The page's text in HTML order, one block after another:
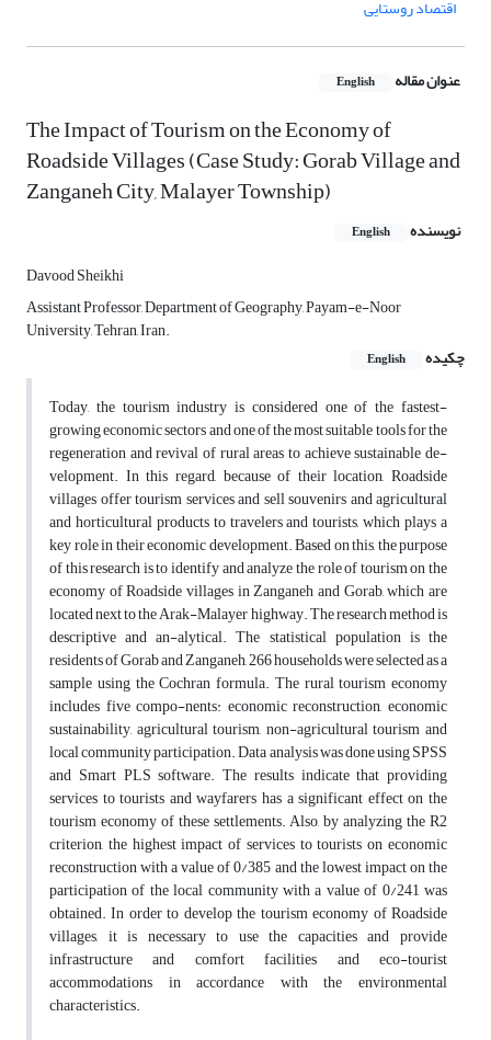
اقتصاد روستایی
عنوان مقاله English
The Impact of Tourism on the Economy of
Roadside Villages (Case Study: Gorab Village and
Zanganeh City, Malayer Township)
نویسنده English
Davood Sheikhi
Assistant Professor, Department of Geography, Payam-e-Noor
University, Tehran, Iran.
چکیده
English
Today, the tourism industry is considered one of the fastest-
growing economic sectors and one of the most suitable tools for the
regeneration and revival of rural areas to achieve sustainable de-
velopment. In this regard, because of their location, Roadside
villages offer tourism services and sell souvenirs and agricultural
and horticultural products to travelers and tourists, which plays a
key role in their economic development. Based on this, the purpose
of this research is to identify and analyze the role of tourism on the
economy of Roadside villages in Zanganeh and Gorab, which are
located next to the Arak-Malayer highway. The research method is
descriptive and an-alytical. The statistical population is the
residents of Gorab and Zanganeh, 266 households were selected as a
sample using the Cochran formula. The rural tourism economy
includes five compo-nents: economic reconstruction, economic
sustainability, agricultural tourism, non-agricultural tourism and
local community participation. Data analysis was done using SPSS
and Smart PLS software. The results indicate that providing
services to tourists and wayfarers has a significant effect on the
tourism economy of these settlements. Also, by analyzing the R2
criterion, the highest impact of services to tourists on economic
reconstruction with a value of 0/385 and the lowest impact on the
participation of the local community with a value of 0/241 was
obtained. In order to develop the tourism economy of Roadside
villages, it is necessary to use the capacities and provide
infrastructure and comfort facilities and eco-tourist
accommodations in accordance with the environmental
characteristics.